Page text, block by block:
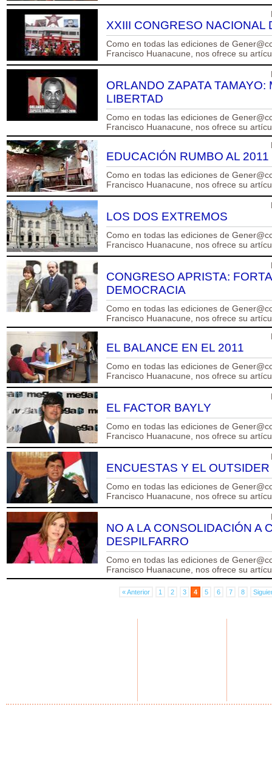
XXIII CONGRESO NACIONAL
Como en todas las ediciones de
Francisco Huanacune, nos ofrece su
ORLANDO ZAPATA TAMAYO:
LIBERTAD
Como en todas las ediciones de
Francisco Huanacune, nos ofrece su
EDUCACIÓN RUMBO AL 2011
Como en todas las ediciones de
Francisco Huanacune, nos ofrece su
LOS DOS EXTREMOS
Como en todas las ediciones de
Francisco Huanacune, nos ofrece su
CONGRESO APRISTA:
DEMOCRACIA
Como en todas las ediciones de
Francisco Huanacune, nos ofrece su
EL BALANCE EN EL 2011
Como en todas las ediciones de
Francisco Huanacune, nos ofrece su
EL FACTOR BAYLY
Como en todas las ediciones de
Francisco Huanacune, nos ofrece su
ENCUESTAS Y EL OUTSIDER
Como en todas las ediciones de
Francisco Huanacune, nos ofrece su
NO A LA CONSOLIDACIÓN A
DESPILFARRO
Como en todas las ediciones de
Francisco Huanacune, nos ofrece su
« Anterior 1 2 3 4 5 6 7 8